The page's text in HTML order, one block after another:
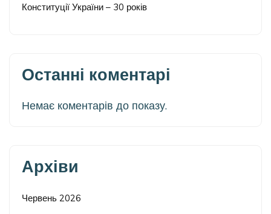
Конституції України – 30 років
Останні коментарі
Немає коментарів до показу.
Архіви
Червень 2026